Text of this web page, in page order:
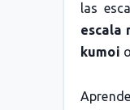
las
escala
kumoi